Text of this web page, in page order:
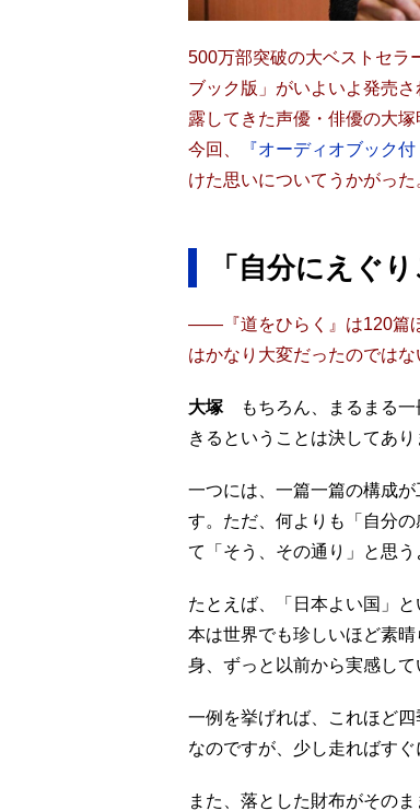
500万部突破の大ベストセラ
ブック版」がいよいよ発売
露してきた声優・俳優の大
今回、
『オーディオブック
けた思いについてうかがった
「自分にえぐ
――『道をひらく』は120篇
はかなり大変だったのではな
大塚もちろん、まるまる一
きるということは決してあり
一つには、一篇一篇の構成
す。ただ、何よりも「自分
て「そう、その通り」と思う
たとえば、「日本よい国」
本は世界でも珍しいほど素
身、ずっと以前から実感して
一例を挙げれば、これほど
なのですが、少し走ればすぐ
また、落とした財布がその